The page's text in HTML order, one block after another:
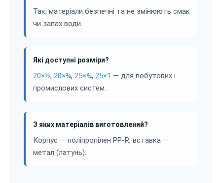
Так, матеріали безпечні та не змінюють смак
чи запах води.
Які доступні розміри?
20×½, 20×¾, 25×¾, 25×1 — для побутових і
промислових систем.
З яких матеріалів виготовлений?
Корпус — поліпропілен PP-R, вставка —
метал (латунь).